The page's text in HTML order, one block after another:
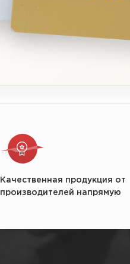
Качественная продукция от
производителей напрямую